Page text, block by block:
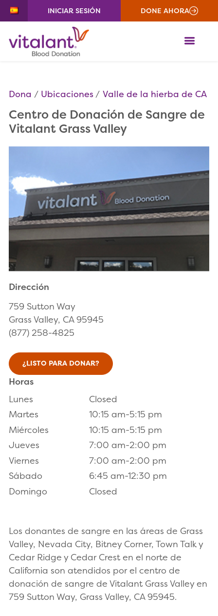
INICIAR SESIÓN DONE AHORA
Dona Ubicaciones Valle de la hierba de CA
Centro de Donación de Sangre de
Vitalant Grass Valley
Dirección
759 Sutton Way
Grass Valley, CA 95945
(877) 258-4825
¿LISTO PARA DONAR?
Horas
Lunes
Closed
Martes
10:15 am-5:15 pm
Miércoles
10:15 am-5:15 pm
Jueves
7:00 am-2:00 pm
Viernes
7:00 am-2:00 pm
Sábado
6:45 am-12:30 pm
Domingo
Closed
Los donantes de sangre en las áreas de Grass
Valley, Nevada City, Bitney Corner, Town Talk y
Cedar Ridge y Cedar Crest en el norte de
California son atendidos por el centro de
donación de sangre de Vitalant Grass Valley en
759 Sutton Way, Grass Valley, CA 95945.